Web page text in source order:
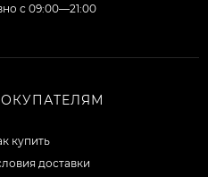
с 09:00—21:00
купить
доставки